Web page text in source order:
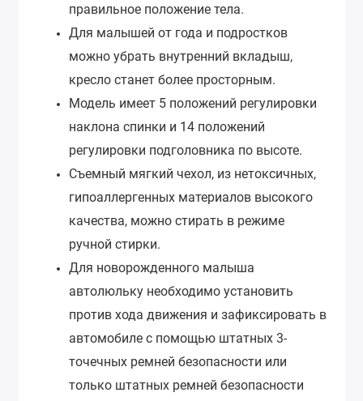
правильное положение тела.
Для малышей от года и подростков
можно убрать внутренний вкладыш,
кресло станет более просторным.
Модель имеет 5 положений регулировки
наклона спинки и 14 положений
регулировки подголовника по высоте.
Съемный мягкий чехол, из нетоксичных,
гипоаллергенных материалов высокого
качества, можно стирать в режиме
ручной стирки.
Для новорожденного малыша
автолюльку необходимо установить
против хода движения и зафиксировать в
автомобиле с помощью штатных 3-
точечных ремней безопасности или
только штатных ремней безопасности